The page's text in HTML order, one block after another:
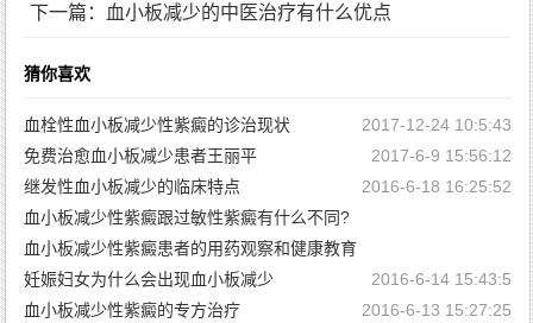
下一篇：血小板减少的中医治疗有什么优点
猜你喜欢
血栓性血小板减少性紫癜的诊治现状
2017-12-24 10:5:43
免费治愈血小板减少患者王丽平
2017-6-9 15:56:12
继发性血小板减少的临床特点
2016-6-18 16:25:52
血小板减少性紫癜跟过敏性紫癜有什么不同?
血小板减少性紫癜患者的用药观察和健康教育
2016-6-15 11:30:33
妊娠妇女为什么会出现血小板减少
2016-6-14 15:43:5
血小板减少性紫癜的专方治疗
2016-6-13 15:27:25